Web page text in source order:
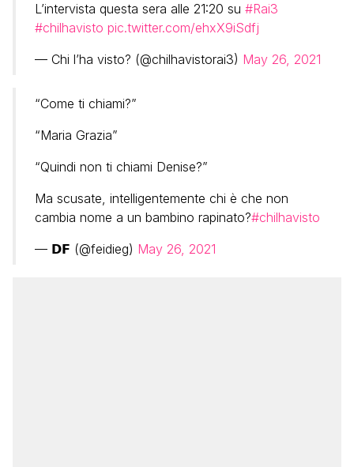
L’intervista questa sera alle 21:20 su #Rai3
#chilhavisto pic.twitter.com/ehxX9iSdfj
— Chi l’ha visto? (@chilhavistorai3) May 26, 2021
“Come ti chiami?”
“Maria Grazia”
“Quindi non ti chiami Denise?”
Ma scusate, intelligentemente chi è che non
cambia nome a un bambino rapinato?#chilhavisto
— 𝗗𝗙 (@feidieg) May 26, 2021